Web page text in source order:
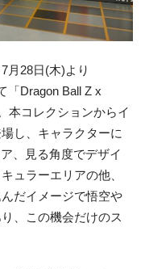
月28日(木)より
「Dragon Ball Z x
本コレクションからイ
し、キャラクターに
、見る角度でデザイ
ュラーエリアの他、
だイメージで悟空や
、この機会だけのス